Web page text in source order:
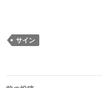
サイン